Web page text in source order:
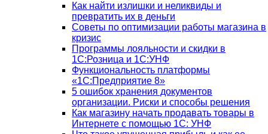
Как найти излишки и неликвиды и
превратить их в деньги
Советы по оптимизации работы магазина в
кризис
Программы лояльности и скидки в
1С:Розница и 1С:УНФ
Функциональность платформы
«1С:Предприятие 8»
5 ошибок хранения документов
организации. Риски и способы решения
Как магазину начать продавать товары в
Интернете с помощью 1С: УНФ